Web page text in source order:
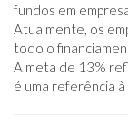
fundos em
Atualmente, os
todo o
A meta de 13%
é uma referência à